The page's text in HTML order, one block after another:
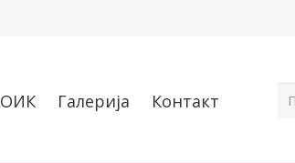
ОИК Галерија Контакт